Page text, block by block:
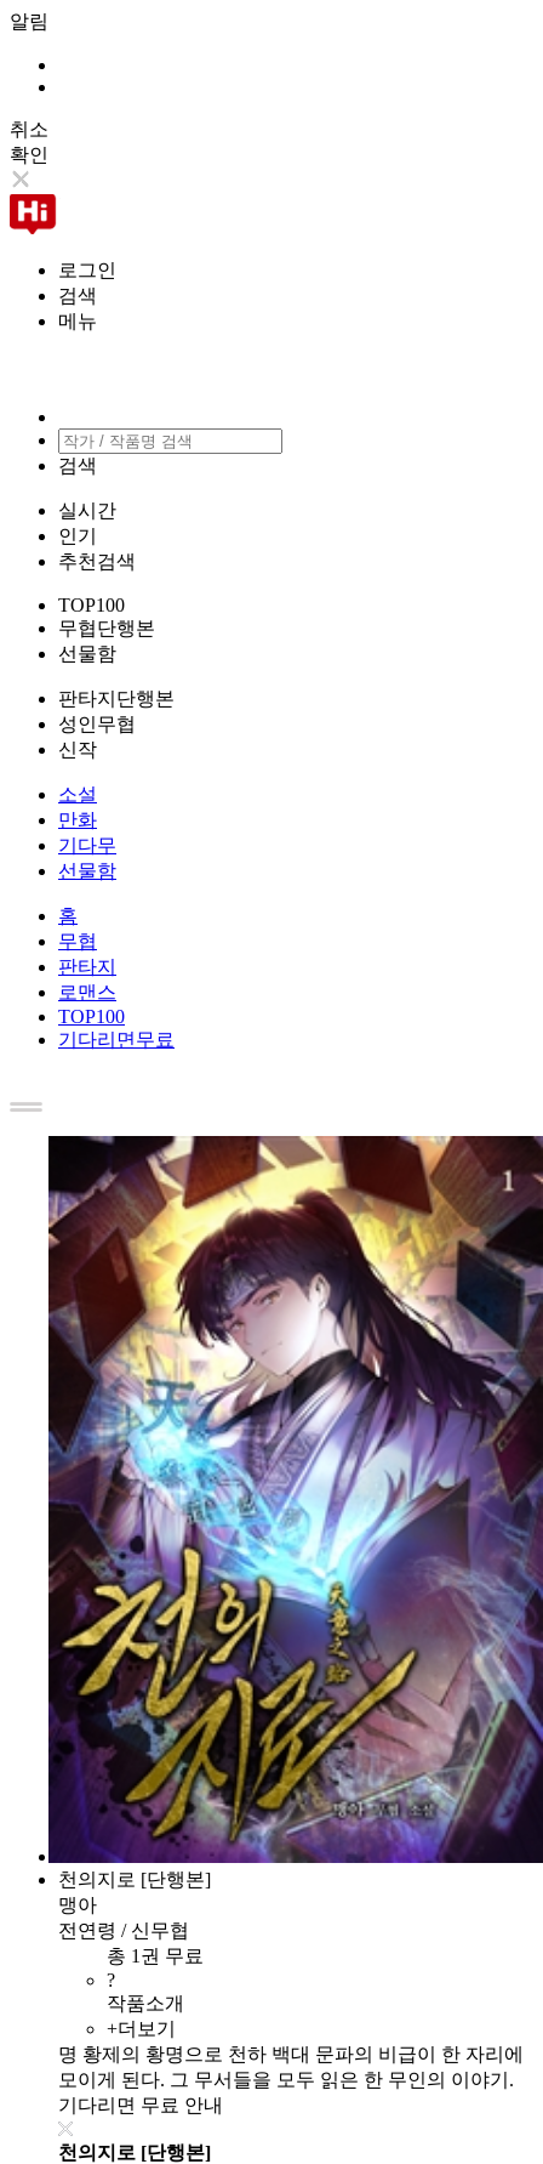
알림
취소
확인
로그인
검색
메뉴
검색
실시간
인기
추천검색
TOP100
무협단행본
선물함
판타지단행본
성인무협
신작
소설
만화
기다무
선물함
홈
무협
판타지
로맨스
TOP100
기다리면무료
천의지로 [단행본]
맹아
전연령 / 신무협
총 1권 무료
?
작품소개
+더보기
명 황제의 황명으로 천하 백대 문파의 비급이 한 자리에
모이게 된다. 그 무서들을 모두 읽은 한 무인의 이야기.
기다리면 무료 안내
천의지로 [단행본]